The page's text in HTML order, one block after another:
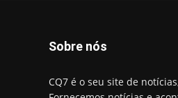
Sobre nós
CQ7 é o seu site de